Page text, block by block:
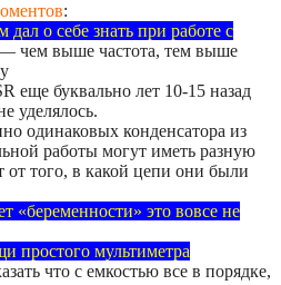
:
о себе знать при работе с
чем выше частота, тем выше
еще буквально лет 10-15 назад
уделялось.
одинаковых конденсатора из
работы могут иметь разную
от того, в какой цепи они были
«беременности» это вовсе не
простого мультиметра
что с емкостью все в порядке,